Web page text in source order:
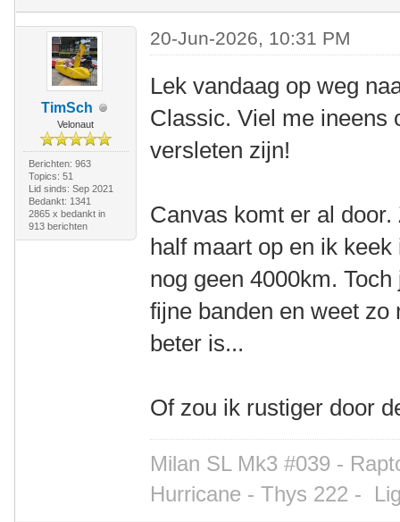
TimSch
Velonaut
Berichten: 963
Topics: 51
Lid sinds: Sep 2021
Bedankt: 1341
2865 x bedankt in
913 berichten
20-Jun-2026, 10:31 PM
Lek vandaag op weg
Classic. Viel me ineens
versleten zijn!
Canvas komt er al
half maart op en ik
nog geen 4000km.
fijne banden en weet
beter is...
Of zou ik rustiger door
Milan SL Mk3 #039 -
Hurricane - Thys 222 -